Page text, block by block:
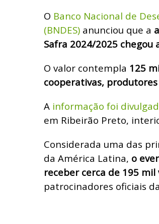
O Banco Nacional de
(BNDES) anunciou que a
Safra 2024/2025 chegou
O valor contempla 125
cooperativas,
A informação foi
em Ribeirão Preto,
Considerada uma das
da América Latina, o
receber cerca de 195
patrocinadores oficiais